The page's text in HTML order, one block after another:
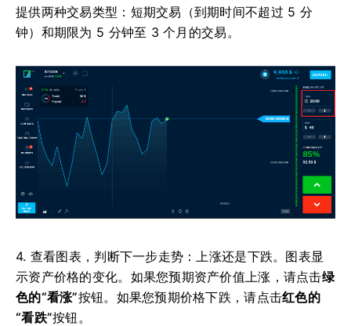
提供两种交易类型：短期交易（到期时间不超过 5 分
钟）和期限为 5 分钟至 3 个月的交易。
4. 查看图表，判断下一步走势：上涨还是下跌。图表显
示资产价格的变化。如果您预期资产价值上涨，请点击绿
色的“看涨”按钮。如果您预期价格下跌，请点击红色的
“看跌”按钮。